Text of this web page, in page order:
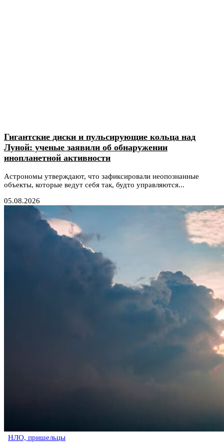
Гигантские диски и пульсирующие кольца над
Луной: ученые заявили об обнаружении
инопланетной активности
Астрономы утверждают, что зафиксировали неопознанные
объекты, которые ведут себя так, будто управляются...
05.08.2026
НЛО, пришельцы